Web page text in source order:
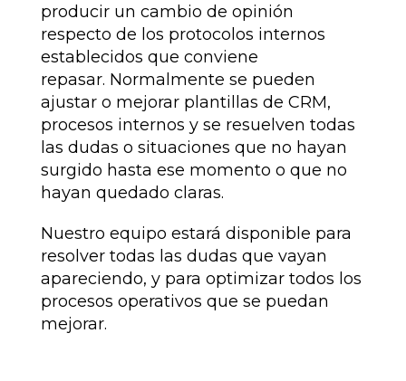
producir un cambio de opinión
respecto de los protocolos internos
establecidos que conviene
repasar. Normalmente se pueden
ajustar o mejorar plantillas de CRM,
procesos internos y se resuelven todas
las dudas o situaciones que no hayan
surgido hasta ese momento o que no
hayan quedado claras.
Nuestro equipo estará disponible para
resolver todas las dudas que vayan
apareciendo, y para optimizar todos los
procesos operativos que se puedan
mejorar.